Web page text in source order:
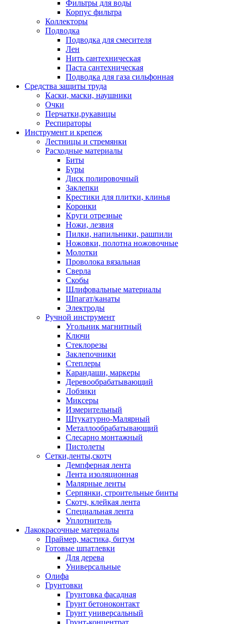
Фильтры для воды
Корпус фильтра
Коллекторы
Подводка
Подводка для смесителя
Лен
Нить сантехническая
Паста сантехническая
Подводка для газа сильфонная
Средства защиты труда
Каски, маски, наушники
Очки
Перчатки,рукавицы
Респираторы
Инструмент и крепеж
Лестницы и стремянки
Расходные материалы
Биты
Буры
Диск полировочный
Заклепки
Крестики для плитки, клинья
Коронки
Круги отрезные
Ножи, лезвия
Пилки, напильники, рашпили
Ножовки, полотна ножовочные
Молотки
Проволока вязальная
Сверла
Скобы
Шлифовальные материалы
Шпагат/канаты
Электроды
Ручной инструмент
Угольник магнитный
Ключи
Стеклорезы
Заклепочники
Степлеры
Карандаши, маркеры
Деревообрабатывающий
Лобзики
Миксеры
Измерительный
Штукатурно-Малярный
Металлообрабатывающий
Слесарно монтажный
Пистолеты
Сетки,ленты,скотч
Демпферная лента
Лента изоляционная
Малярные ленты
Серпянки, строительные бинты
Скотч, клейкая лента
Специальная лента
Уплотнитель
Лакокрасочные материалы
Праймер, мастика, битум
Готовые шпатлевки
Для дерева
Универсальные
Олифа
Грунтовки
Грунтовка фасадная
Грунт бетоноконтакт
Грунт универсальный